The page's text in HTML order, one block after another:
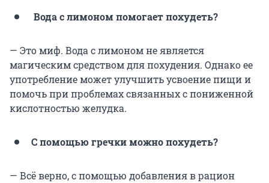
Вода с лимоном помогает похудеть?
— Это миф. Вода с лимоном не является
магическим средством для похудения. Однако ее
употребление может улучшить усвоение пищи и
помочь при проблемах связанных с пониженной
кислотностью желудка.
С помощью гречки можно похудеть?
— Всё верно, с помощью добавления в рацион